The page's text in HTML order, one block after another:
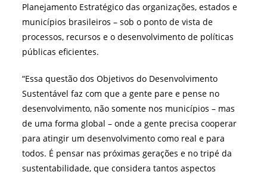
Planejamento Estratégico das organizações, estados e
municípios brasileiros – sob o ponto de vista de
processos, recursos e o desenvolvimento de políticas
públicas eficientes.
“Essa questão dos Objetivos do Desenvolvimento
Sustentável faz com que a gente pare e pense no
desenvolvimento, não somente nos municípios – mas
de uma forma global – onde a gente precisa cooperar
para atingir um desenvolvimento como real e para
todos. É pensar nas próximas gerações e no tripé da
sustentabilidade, que considera tantos aspectos